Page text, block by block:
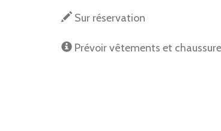
Sur réservation
Prévoir vêtements et